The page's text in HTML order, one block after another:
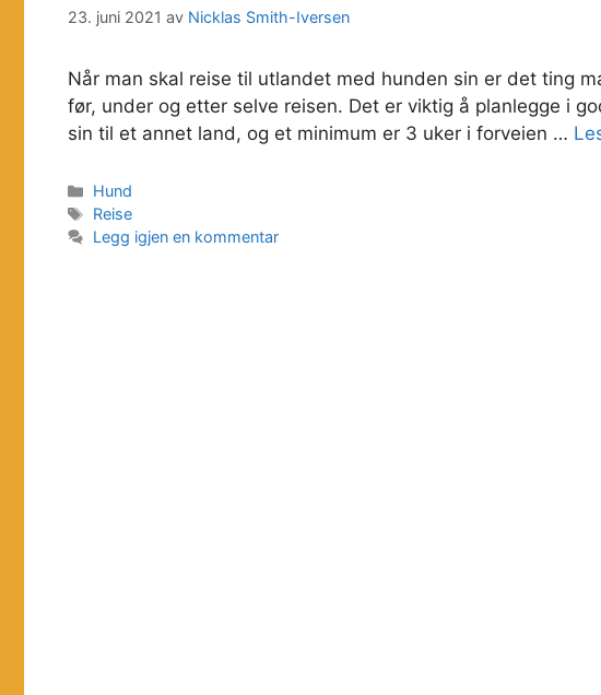
23. juni 2021 av Nicklas Smith-Iversen
Når man skal reise til utlandet med hunden sin er det ting
før, under og etter selve reisen. Det er viktig å planlegge i
sin til et annet land, og et minimum er 3 uker i forveien …
Kategorier
Hund
Stikkord
Reise
Legg igjen en kommentar